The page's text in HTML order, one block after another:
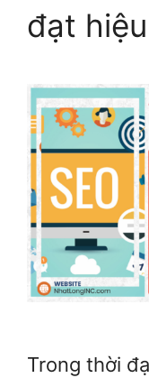
đạt
Trong thời